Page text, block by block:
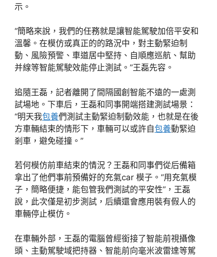
示。
“簡略來說，我們的任務就是讓智能駕駛加倍平安和
溫馨。在模仿或真正的的路況中，對主動緊迫制
動、風險預警、車道居中堅持、自順應巡航、幫助
并線等智能駕駛效能停止測試。”王磊先容。
追隨王磊，記者離開了間隔國創智能不遠的一處測
試場地。下車后，王磊和同事開端搭建測試場景：
“明天我包養們測試主動緊迫制動效能，也就是在後
方車輛結束的情形下，車輛可以或許自包養動緊迫
剎車，避免碰撞。”
若何模仿前車結束的情況？王磊和同事們從后備箱
拿出了他們事前預備好的充氣car 模子。“用充氣模
子，簡略便捷，能包管我們測試的平安性”，王磊
說，此次僅是初步測試，后續還會應用裝有假人的
車輛停止模仿。
在車輛外部，王磊的電腦曾經銜接了智能前視攝像
頭、主動駕駛域把持器、智能前向毫米波雷達等駕